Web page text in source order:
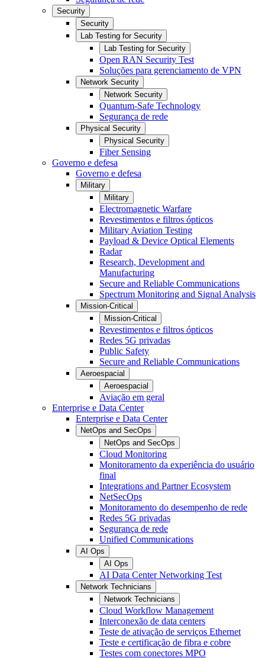
Security
Security
Lab Testing for Security
Lab Testing for Security
Open RAN Security Test
Soluções para gerenciamento de VPN
Network Security
Network Security
Quantum-Safe Technology
Segurança de rede
Physical Security
Physical Security
Fiber Sensing
Governo e defesa
Governo e defesa
Military
Military
Electromagnetic Warfare
Revestimentos e filtros ópticos
Military Aviation Testing
Payload & Device Optical Elements
Radar
Research, Development and
Manufacturing
Secure and Reliable Communications
Spectrum Monitoring and Signal Analysis
Mission-Critical
Mission-Critical
Revestimentos e filtros ópticos
Redes 5G privadas
Public Safety
Secure and Reliable Communications
Aeroespacial
Aeroespacial
Aviação em geral
Enterprise e Data Center
Enterprise e Data Center
NetOps and SecOps
NetOps and SecOps
Cloud Monitoring
Monitoramento da experiência do usuário
final
Integrations and Partner Ecosystem
NetSecOps
Monitoramento do desempenho de rede
Redes 5G privadas
Segurança de rede
Unified Communications
AI Ops
AI Ops
AI Data Center Networking Test
Network Technicians
Network Technicians
Cloud Workflow Management
Interconexão de data centers
Teste de ativação de serviços Ethernet
Teste e certificação de fibra e cobre
Testes com conectores MPO